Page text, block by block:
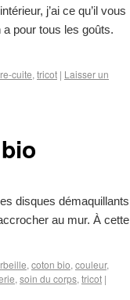
j’ai ce qu’il vous
pour tous les goûts.
cuite, tricot | Laisser un
disques démaquillants
au mur. À cette
, coton bio, couleur,
, soin du corps, tricot |